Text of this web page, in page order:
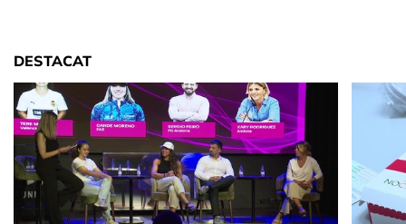
DESTACAT